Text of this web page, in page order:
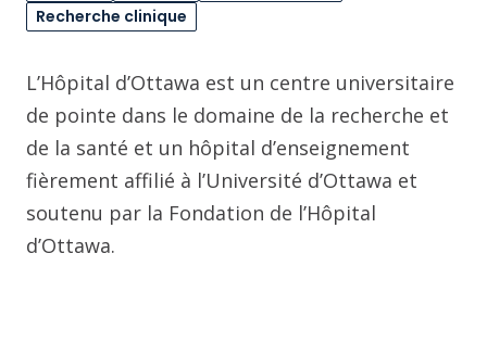
Recherche clinique
L’Hôpital d’Ottawa est un centre universitaire
de pointe dans le domaine de la recherche et
de la santé et un hôpital d’enseignement
fièrement affilié à l’Université d’Ottawa et
soutenu par la Fondation de l’Hôpital
d’Ottawa.